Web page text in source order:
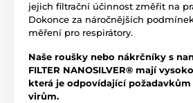
jejich filtrační účinnost změřit na
Dokonce za náročnějších
měření pro respirátory.
Naše roušky nebo nákrčníky s
FILTER NANOSILVER® mají
která je odpovídající
virům.